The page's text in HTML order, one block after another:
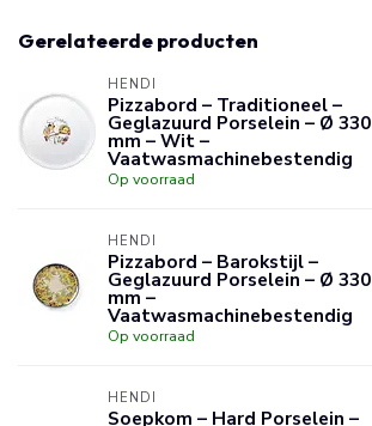
Gerelateerde producten
HENDI
Pizzabord – Traditioneel –
Geglazuurd Porselein – Ø 330
mm – Wit –
Vaatwasmachinebestendig
Op voorraad
HENDI
Pizzabord – Barokstijl –
Geglazuurd Porselein – Ø 330
mm –
Vaatwasmachinebestendig
Op voorraad
HENDI
Soepkom – Hard Porselein –